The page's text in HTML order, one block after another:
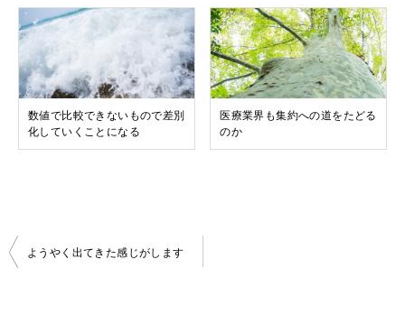
数値で比較できないもので差別
化していくことになる
医療業界も集約への道をたどる
のか
投
ようやく出てきた感じがします